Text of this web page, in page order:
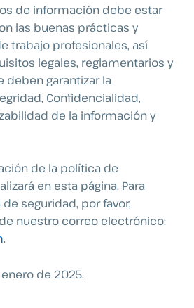
de información debe estar
las buenas prácticas y
trabajo profesionales, así
legales, reglamentarios y
deben garantizar la
Confidencialidad,
de la información y
de la política de
en esta página. Para
seguridad, por favor,
nuestro correo electrónico:
.
de 2025.